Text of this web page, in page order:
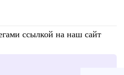
ссылкой на наш сайт